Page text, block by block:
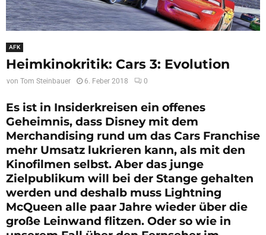
AFK
Heimkinokritik: Cars 3: Evolution
von Tom Steinbauer 6. Feber 2018 0
Es ist in Insiderkreisen ein offenes
Geheimnis, dass Disney mit dem
Merchandising rund um das Cars Franchise
mehr Umsatz lukrieren kann, als mit den
Kinofilmen selbst. Aber das junge
Zielpublikum will bei der Stange gehalten
werden und deshalb muss Lightning
McQueen alle paar Jahre wieder über die
große Leinwand flitzen. Oder so wie in